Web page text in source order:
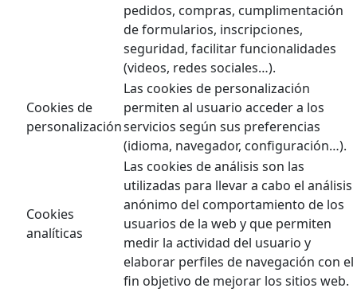
pedidos, compras, cumplimentación
de formularios, inscripciones,
seguridad, facilitar funcionalidades
(videos, redes sociales…).
Cookies de
personalización
Las cookies de personalización
permiten al usuario acceder a los
servicios según sus preferencias
(idioma, navegador, configuración…).
Cookies
analíticas
Las cookies de análisis son las
utilizadas para llevar a cabo el análisis
anónimo del comportamiento de los
usuarios de la web y que permiten
medir la actividad del usuario y
elaborar perfiles de navegación con el
fin objetivo de mejorar los sitios web.